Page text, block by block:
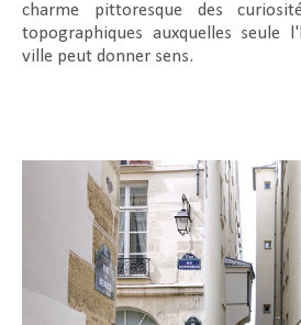
charme pittoresque des
topographiques auxquelles seule
ville peut donner sens.